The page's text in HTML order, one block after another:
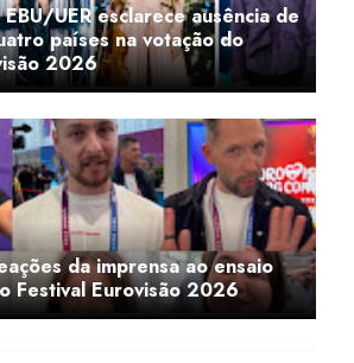
UER esclarece ausência de
países na votação do
2026
da imprensa ao ensaio
Festival Eurovisão 2026